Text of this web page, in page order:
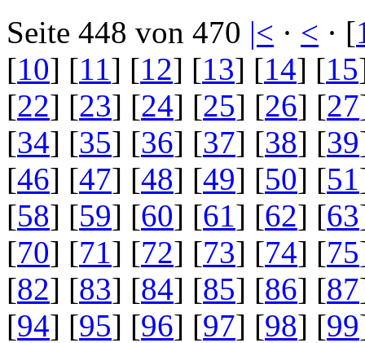
Seite 448 von 470 |< · < · [
[10] [11] [12] [13] [14] [15
[22] [23] [24] [25] [26] [27
[34] [35] [36] [37] [38] [39
[46] [47] [48] [49] [50] [51
[58] [59] [60] [61] [62] [63
[70] [71] [72] [73] [74] [75
[82] [83] [84] [85] [86] [87
[94] [95] [96] [97] [98] [99